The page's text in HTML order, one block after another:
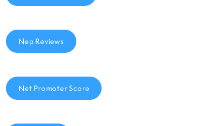
Nep Reviews
Net Promoter Score